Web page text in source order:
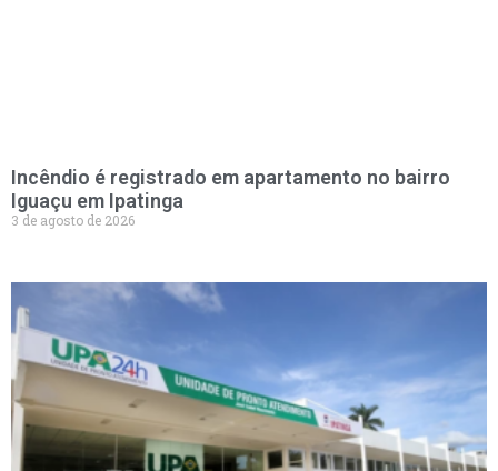
Incêndio é registrado em apartamento no bairro
Iguaçu em Ipatinga
3 de agosto de 2026